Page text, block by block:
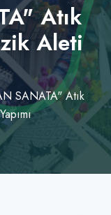
Atık
Aleti
SANATA" Atık